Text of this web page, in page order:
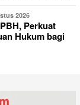
2026
Perkuat
Hukum bagi